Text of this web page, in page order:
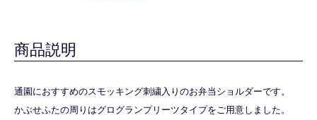
商品説明
通園におすすめのスモッキング刺繍入りのお弁当ショルダーです。
かぶせふたの周りはグログランプリーツタイプをご用意しました。